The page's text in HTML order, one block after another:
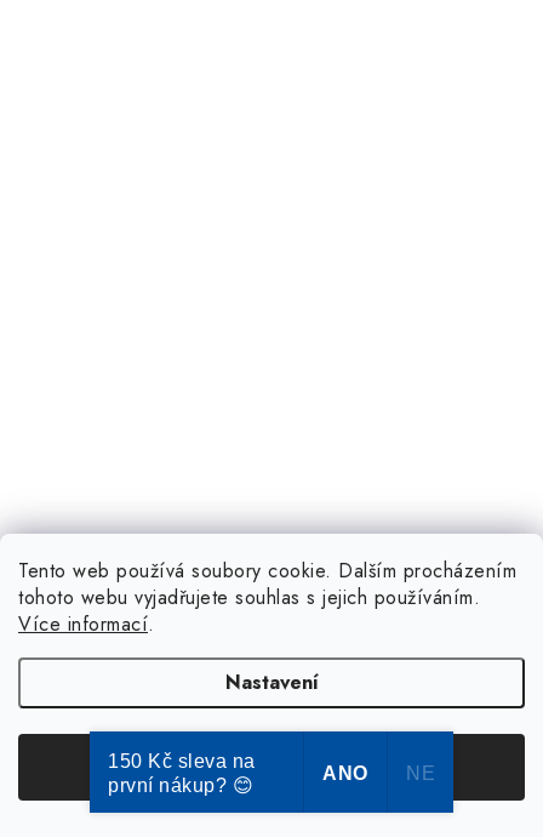
Tento web používá soubory cookie. Dalším procházením
tohoto webu vyjadřujete souhlas s jejich používáním.
Více informací.
Nastavení
Souhlasím
150 Kč sleva na
první nákup? 😊
ANO NE